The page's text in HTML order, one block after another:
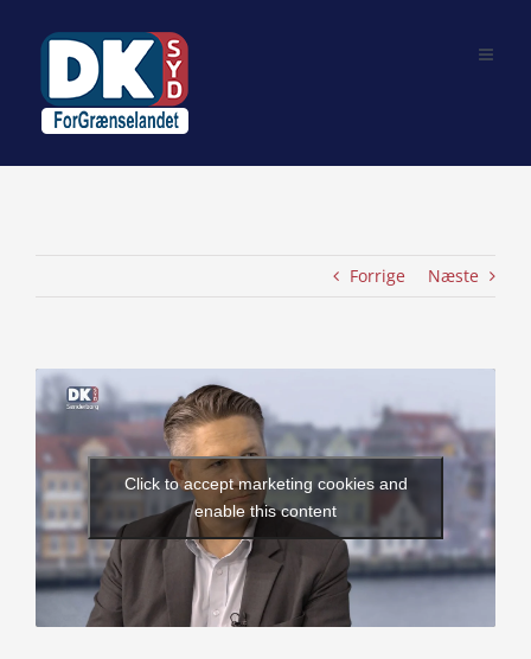
Forrige Næste
View
Larger
Image
Click to accept marketing cookies and
enable this content